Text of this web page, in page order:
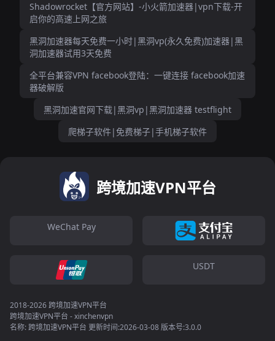
Shadowrocket【官方网站】-小火箭加速器|vpn下载-开
启你的高速上网之旅
黑洞加速器每天免费一小时|黑洞vp(永久免费)加速器|黑
洞加速器试用3天免费
全平台兼容VPN facebook登陆：一键连接 facebook加速
器破解版
黑洞加速官网下载|黑洞vp|黑洞加速器 testflight
爬梯子软件|免费梯子|手机梯子软件
跨境加速VPN平台
WeChat Pay
USDT
2018-2026 跨境加速VPN平台
跨境加速VPN平台 - xinchenvpn
名称: 跨境加速VPN平台 更新时间:2026-03-08 版本号:3.0.0